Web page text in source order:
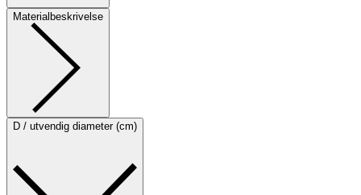
Materialbeskrivelse
D / utvendig diameter (cm)